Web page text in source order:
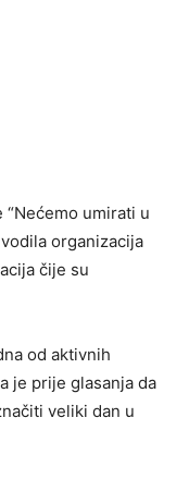
umirati u
organizacija
čije su
od aktivnih
je prije glasanja da
veliki dan u